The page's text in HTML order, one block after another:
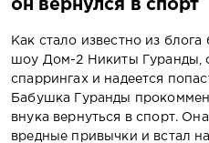
он вернулся в спорт
Как стало известно из
шоу Дом-2 Никиты Гуранды,
спаррингах и надеется
Бабушка Гуранды
внука вернуться в спорт.
вредные привычки и встал